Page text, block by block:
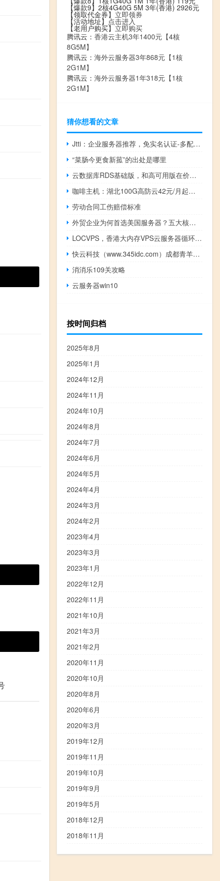
【爆款9】2核4G40G 5M 3年(香港) 2926元
【领取代金券】 立即领券
【活动地址】 点击进入
【老用户购买】立即购买
腾讯云： 香港云主机3年1400元【4核
8G5M】
腾讯云： 海外云服务器3年868元【1核
2G1M】
腾讯云： 海外云服务器1年318元【1核
2G1M】
猜你想看的文章
Jtti：企业服务器推荐，免实名认证-多配置方案可选-支持香港/美国/新加坡机房
“菜肠今更食新菰”的出处是哪里
云数据库RDS基础版，和高可用版在价格和性能上有什么区别
咖啡主机：湖北100G高防云42元/月起，咖啡主机88折优惠，华北BGP多线云主机26元/月起
劳动合同工伤赔偿标准
外贸企业为何首选美国服务器？五大核心优势解密
LOCVPS，香港大内存VPS云服务器循环7折/充值满送，CN2+BGP网络，KVM虚拟/6G内存50Mbps带宽低至66元/月
快云科技（www.345idc.com）成都青羊数据中心深度测评
消消乐109关攻略
云服务器win10
按时间归档
2025年8月
2025年1月
2024年12月
2024年11月
2024年10月
2024年8月
2024年7月
2024年6月
2024年5月
2024年4月
2024年3月
2024年2月
2023年4月
2023年3月
2023年1月
2022年12月
2022年11月
2021年10月
2021年3月
2021年2月
2020年11月
2020年10月
2020年8月
2020年6月
2020年3月
2019年12月
2019年11月
2019年10月
2019年9月
2019年5月
2018年12月
2018年11月